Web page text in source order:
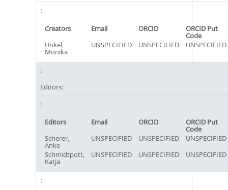
Creators Email ORCID ORCID Put
Code
Unkel,
Monika
UNSPECIFIED UNSPECIFIED UNSPECIFIED
Editors:
Editors Email ORCID ORCID Put
Code
Scherer,
Anke
UNSPECIFIED UNSPECIFIED
UNSPECIFIED
Schmidtpott,
Katja
UNSPECIFIED UNSPECIFIED UNSPECIFIED